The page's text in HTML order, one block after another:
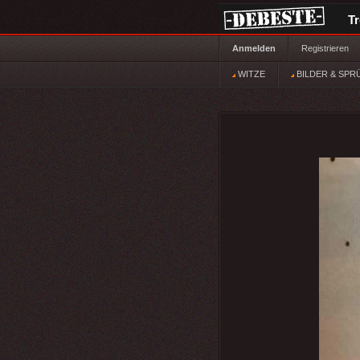
Anmelden Registrieren
WITZE BILDER &